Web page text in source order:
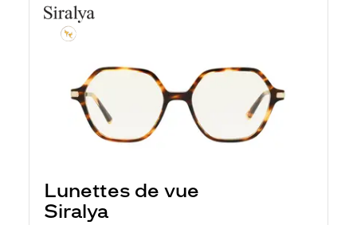
Lunettes de vue
Siralya